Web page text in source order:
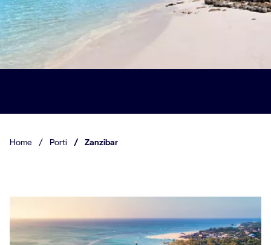
Home / Porti / Zanzibar